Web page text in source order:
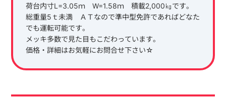
荷台内寸L=3.05ｍ W=1.58ｍ 積載2,000㎏です。
総重量5ｔ未満 ＡＴなので準中型免許であればどなた
でも運転可能です。
メッキ多数で見た目もこだわっています。
価格・詳細はお気軽にお問合せ下さい☆